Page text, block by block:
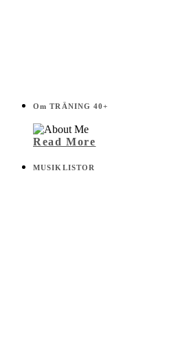
Om TRÄNING 40+
Read More
MUSIKLISTOR